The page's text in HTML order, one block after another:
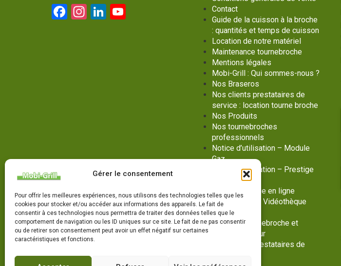
Gérer le consentement
Pour offrir les meilleures expériences, nous utilisons des technologies telles que les
cookies pour stocker et/ou accéder aux informations des appareils. Le fait de
consentir à ces technologies nous permettra de traiter des données telles que le
comportement de navigation ou les ID uniques sur ce site. Le fait de ne pas consentir
ou de retirer son consentement peut avoir un effet négatif sur certaines
caractéristiques et fonctions.
Facebook
Instagram
LinkedIn
Contact
Guide de la cuisson à la broche
: quantités et temps de cuisson
Location de notre matériel
Maintenance tournebroche
Mentions légales
Mobi-Grill : Qui sommes-nous ?
Nos Braseros
Nos clients prestataires de
service : location tourne broche
Nos Produits
Nos tournebroches
professionnels
Notice d’utilisation – Module
Gaz
Notice d’utilisation – Prestige
Notre catalogue en ligne
Photothèque / Vidéothèque
Plan du site
Vente de tournebroche et
matériel traiteur
Nos clients prestataires de